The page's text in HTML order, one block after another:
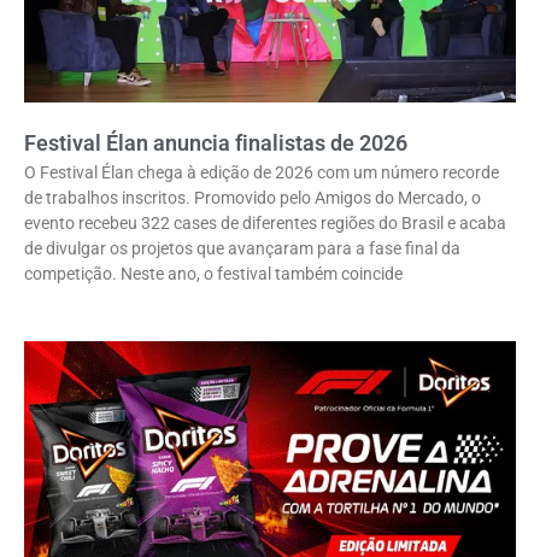
Festival Élan anuncia finalistas de 2026
O Festival Élan chega à edição de 2026 com um número recorde
de trabalhos inscritos. Promovido pelo Amigos do Mercado, o
evento recebeu 322 cases de diferentes regiões do Brasil e acaba
de divulgar os projetos que avançaram para a fase final da
competição. Neste ano, o festival também coincide